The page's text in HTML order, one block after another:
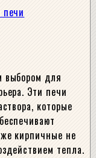
выбором для
Эти печи
которые
кирпичные не
тепла.